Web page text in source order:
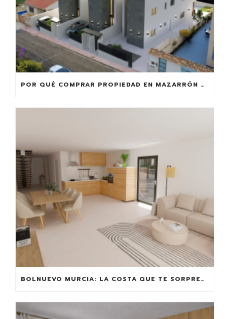
POR QUÉ COMPRAR PROPIEDAD EN MAZARRÓN MERECE LA PENA
BOLNUEVO MURCIA: LA COSTA QUE TE SORPRENDE (Y PUEDE DARTE RENTABILIDAD)